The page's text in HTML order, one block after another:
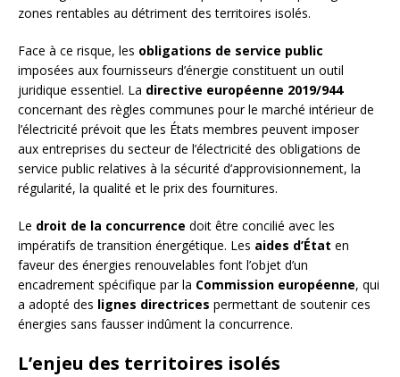
zones rentables au détriment des territoires isolés.
Face à ce risque, les obligations de service public
imposées aux fournisseurs d’énergie constituent un outil
juridique essentiel. La directive européenne 2019/944
concernant des règles communes pour le marché intérieur de
l’électricité prévoit que les États membres peuvent imposer
aux entreprises du secteur de l’électricité des obligations de
service public relatives à la sécurité d’approvisionnement, la
régularité, la qualité et le prix des fournitures.
Le droit de la concurrence doit être concilié avec les
impératifs de transition énergétique. Les aides d’État en
faveur des énergies renouvelables font l’objet d’un
encadrement spécifique par la Commission européenne, qui
a adopté des lignes directrices permettant de soutenir ces
énergies sans fausser indûment la concurrence.
L’enjeu des territoires isolés